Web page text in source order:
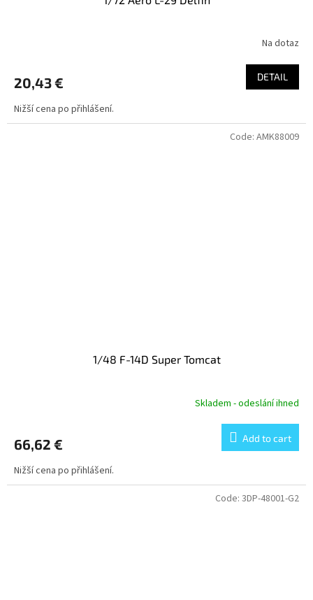
Na dotaz
20,43 € DETAIL
Nižší cena po přihlášení.
1/48 F-14D Super Tomcat
Skladem - odeslání ihned
66,62 € Add to cart
Nižší cena po přihlášení.
Code: AMK88009
Code: 3DP-48001-G2